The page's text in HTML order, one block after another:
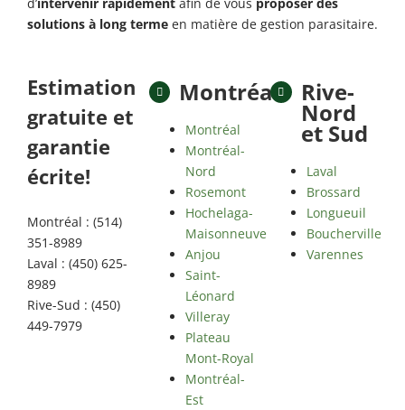
solutions à long terme en matière de gestion parasitaire.
Estimation
gratuite et
garantie
écrite!
Montréal : (514)
351-8989
Laval : (450) 625-
8989
Rive-Sud : (450)
449-7979
Montréal
Montréal
Montréal-
Nord
Rosemont
Hochelaga-
Maisonneuve
Anjou
Saint-
Léonard
Villeray
Plateau
Mont-Royal
Montréal-
Est
Rive-
Nord
et Sud
Laval
Brossard
Longueuil
Boucherville
Varennes